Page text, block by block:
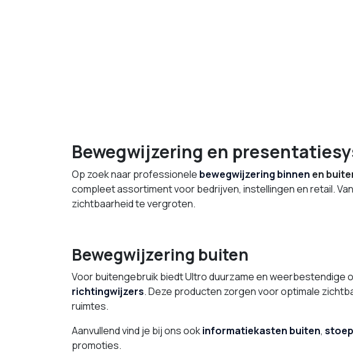
Bewegwijzering en
Op zoek naar professionele bewegwijzering binnen en
compleet assortiment voor bedrijven, instellingen en retail.
zichtbaarheid te vergroten.
Bewegwijzering buiten
Voor buitengebruik biedt Ultro duurzame en weerbestendige
richtingwijzers. Deze producten zorgen voor optimale
ruimtes.
Aanvullend vind je bij ons ookinformatiekasten buiten,
promoties.